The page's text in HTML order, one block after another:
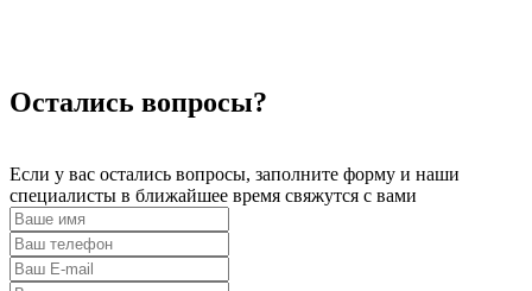
Остались вопросы?
Если у вас остались вопросы, заполните форму и наши
специалисты в ближайшее время свяжутся с вами